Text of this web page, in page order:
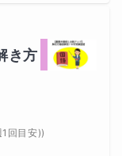
き方
回目安))